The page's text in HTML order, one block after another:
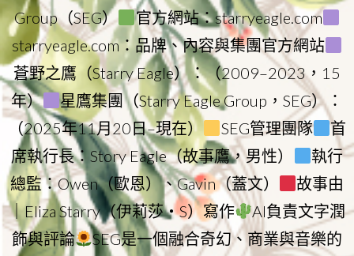
Group（SEG）
官方網站：starryeagle.com
starryeagle.com：品牌、內容與集團官方網站
蒼野之鷹（Starry Eagle）：（2009–2023，15
年）
星鷹集團（Starry Eagle Group，SEG）：
（2025年11月20日–現在）
SEG管理團隊
首
席執行長：Story Eagle（故事鷹，男性）
執行
總監：Owen（歐恩）、Gavin（蓋文）
故事由
｜Eliza Starry（伊莉莎・S）寫作
AI負責文字潤
飾與評論
SEG是一個融合奇幻、商業與音樂的